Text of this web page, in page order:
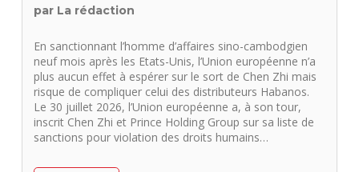
par La rédaction
En sanctionnant l’homme d’affaires sino-cambodgien
neuf mois après les Etats-Unis, l’Union européenne n’a
plus aucun effet à espérer sur le sort de Chen Zhi mais
risque de compliquer celui des distributeurs Habanos.
Le 30 juillet 2026, l’Union européenne a, à son tour,
inscrit Chen Zhi et Prince Holding Group sur sa liste de
sanctions pour violation des droits humains…